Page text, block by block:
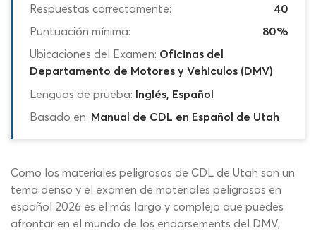
Respuestas correctamente:
40
Puntuación mínima:
80%
Ubicaciones del Examen: Oficinas del
Departamento de Motores y Vehiculos (DMV)
Lenguas de prueba: Inglés, Español
Basado en: Manual de CDL en Español de Utah
Como los materiales peligrosos de CDL de Utah son un
tema denso y el examen de materiales peligrosos en
español 2026 es el más largo y complejo que puedes
afrontar en el mundo de los endorsements del DMV,